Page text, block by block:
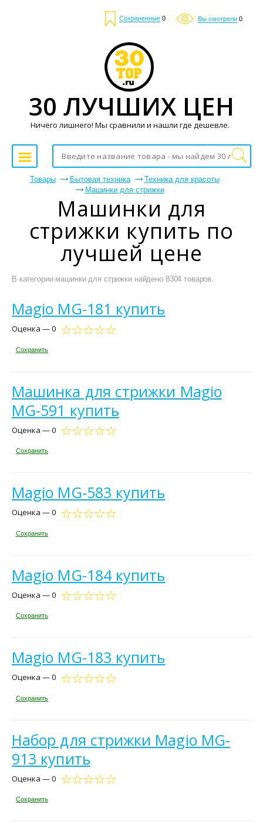
Сохраненные 0 Вы смотрели 0
Товары Бытовая техника
Техника для красоты
Машинки для стрижки
Машинки для
стрижки купить по
лучшей цене
В категории машинки для стрижки найдено 8304 товаров.
Magio MG-181 купить
Оценка — 0
Сохранить
Машинка для стрижки Magio
MG-591 купить
Оценка — 0
Сохранить
Magio MG-583 купить
Оценка — 0
Сохранить
Magio MG-184 купить
Оценка — 0
Сохранить
Magio MG-183 купить
Оценка — 0
Сохранить
Набор для стрижки Magio MG-
913 купить
Оценка — 0
Сохранить
30 ЛУЧШИХ ЦЕН
Ничего лишнего! Мы сравнили и нашли где дешевле.